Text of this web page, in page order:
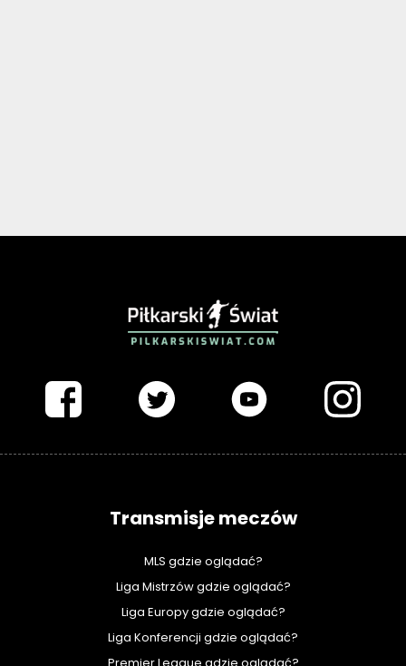
Transmisje meczów
MLS gdzie oglądać?
Liga Mistrzów gdzie oglądać?
Liga Europy gdzie oglądać?
Liga Konferencji gdzie oglądać?
Premier League gdzie oglądać?